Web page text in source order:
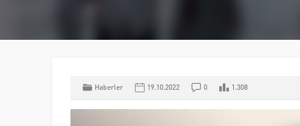
Haberler 19.10.2022 0 1.308